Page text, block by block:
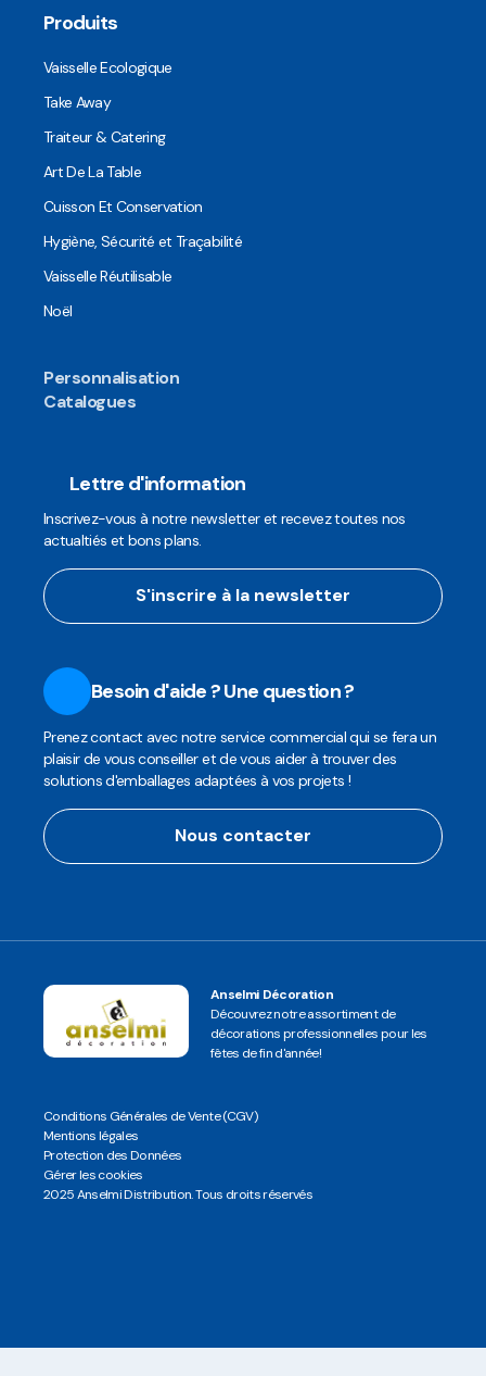
Produits
Vaisselle Ecologique
Take Away
Traiteur & Catering
Art De La Table
Cuisson Et Conservation
Hygiène, Sécurité et Traçabilité
Vaisselle Réutilisable
Noël
Personnalisation
Catalogues
Lettre d'information
Inscrivez-vous à notre newsletter et recevez toutes nos
actualtiés et bons plans.
S'inscrire à la newsletter
Besoin d'aide ? Une question ?
Prenez contact avec notre service commercial qui se fera un
plaisir de vous conseiller et de vous aider à trouver des
solutions d'emballages adaptées à vos projets !
Nous contacter
Anselmi Décoration
Découvrez notre assortiment de
décorations professionnelles pour les
fêtes de fin d'année!
Conditions Générales de Vente (CGV)
Mentions légales
Protection des Données
Gérer les cookies
2025 Anselmi Distribution. Tous droits réservés